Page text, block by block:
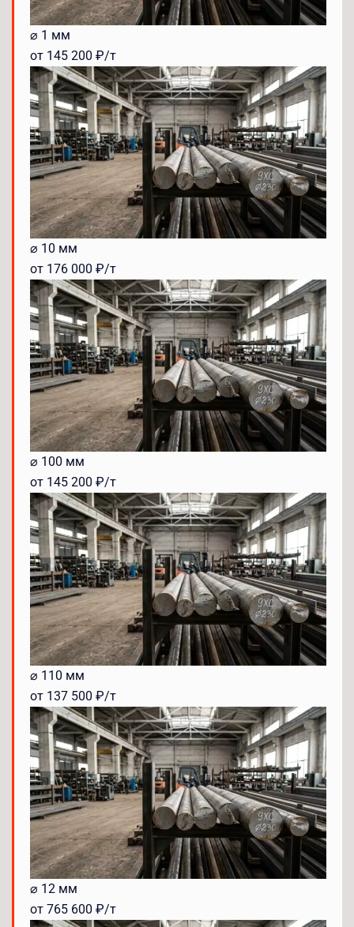
⌀ 1 мм
от 145 200 ₽/т
⌀ 10 мм
от 176 000 ₽/т
⌀ 100 мм
от 145 200 ₽/т
⌀ 110 мм
от 137 500 ₽/т
⌀ 12 мм
от 765 600 ₽/т